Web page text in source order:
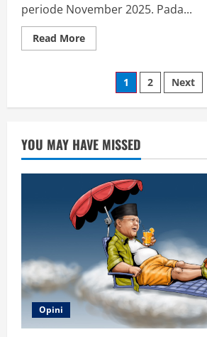
periode November 2025. Pada...
Read MoreRead
more
Walisongo
Keluarkan
Kebijakan
Baru,
Berjualan
Di
Area
Saat
Wisuda
Posts
pagination
1 2 Next
YOU MAY HAVE MISSED
Opini